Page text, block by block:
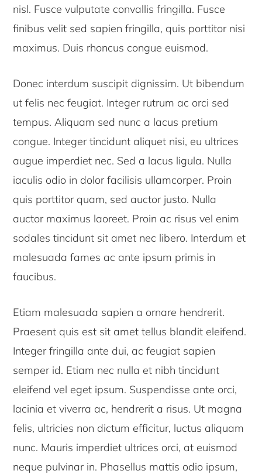
nisl. Fusce vulputate convallis fringilla. Fusce
finibus velit sed sapien fringilla, quis porttitor nisi
maximus. Duis rhoncus congue euismod.
Donec interdum suscipit dignissim. Ut bibendum
ut felis nec feugiat. Integer rutrum ac orci sed
tempus. Aliquam sed nunc a lacus pretium
congue. Integer tincidunt aliquet nisi, eu ultrices
augue imperdiet nec. Sed a lacus ligula. Nulla
iaculis odio in dolor facilisis ullamcorper. Proin
quis porttitor quam, sed auctor justo. Nulla
auctor maximus laoreet. Proin ac risus vel enim
sodales tincidunt sit amet nec libero. Interdum et
malesuada fames ac ante ipsum primis in
faucibus.
Etiam malesuada sapien a ornare hendrerit.
Praesent quis est sit amet tellus blandit eleifend.
Integer fringilla ante dui, ac feugiat sapien
semper id. Etiam nec nulla et nibh tincidunt
eleifend vel eget ipsum. Suspendisse ante orci,
lacinia et viverra ac, hendrerit a risus. Ut magna
felis, ultricies non dictum efficitur, luctus aliquam
nunc. Mauris imperdiet ultrices orci, at euismod
neque pulvinar in. Phasellus mattis odio ipsum,